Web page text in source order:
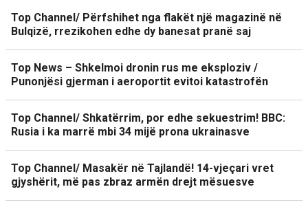
Top Channel/ Përfshihet nga flakët një magazinë në
Bulqizë, rrezikohen edhe dy banesat pranë saj
Top News – Shkelmoi dronin rus me eksploziv /
Punonjësi gjerman i aeroportit evitoi katastrofën
Top Channel/ Shkatërrim, por edhe sekuestrim! BBC:
Rusia i ka marrë mbi 34 mijë prona ukrainasve
Top Channel/ Masakër në Tajlandë! 14-vjeçari vret
gjyshërit, më pas zbraz armën drejt mësuesve